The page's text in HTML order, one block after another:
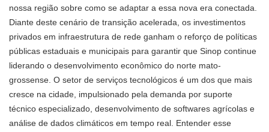
nossa região sobre como se adaptar a essa nova era conectada.
Diante deste cenário de transição acelerada, os investimentos
privados em infraestrutura de rede ganham o reforço de políticas
públicas estaduais e municipais para garantir que Sinop continue
liderando o desenvolvimento econômico do norte mato-
grossense. O setor de serviços tecnológicos é um dos que mais
cresce na cidade, impulsionado pela demanda por suporte
técnico especializado, desenvolvimento de softwares agrícolas e
análise de dados climáticos em tempo real. Entender esse